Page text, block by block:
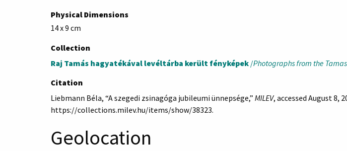
Physical Dimensions
14 x 9 cm
Collection
Raj Tamás hagyatékával levéltárba került fényképek /Photographs from the
Citation
Liebmann Béla, “A szegedi zsinagóga jubileumi ünnepsége,” MILEV, accessed August 8,
https://collections.milev.hu/items/show/38323.
Geolocation